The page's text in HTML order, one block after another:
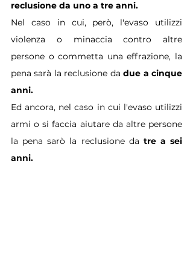
reclusione da uno a tre anni.
Nel caso in cui, però, l'evaso utilizzi
violenza o minaccia contro altre
persone o commetta una effrazione, la
pena sarà la reclusione da due a cinque
anni.
Ed ancora, nel caso in cui l'evaso utilizzi
armi o si faccia aiutare da altre persone
la pena sarò la reclusione da tre a sei
anni.